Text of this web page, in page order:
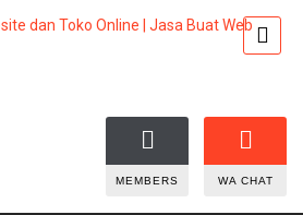
MEMBERS WA CHAT